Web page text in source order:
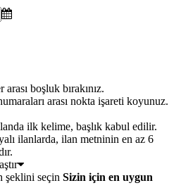
boşluk bırakınız.
arası nokta işareti koyunuz.
ilk kelime, başlık kabul edilir.
ilanlarda, ilan metninin en az 6
Sizin için en uygun